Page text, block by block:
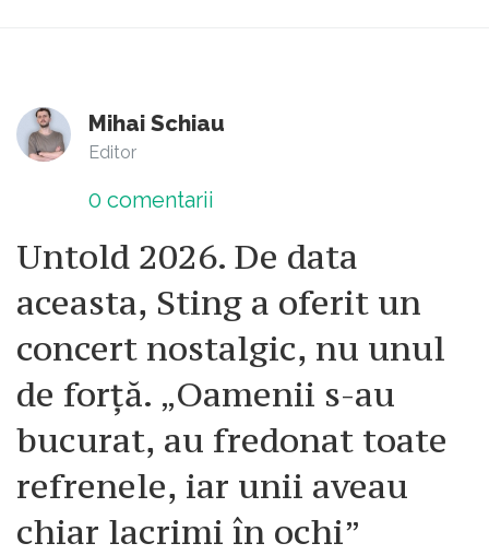
Mihai Schiau
Editor
0 comentarii
Untold 2026. De data
aceasta, Sting a oferit un
concert nostalgic, nu unul
de forță. „Oamenii s-au
bucurat, au fredonat toate
refrenele, iar unii aveau
chiar lacrimi în ochi”